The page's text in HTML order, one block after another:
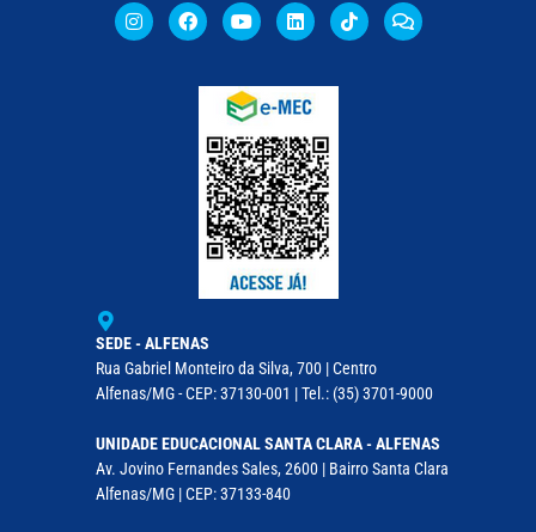
SEDE - ALFENAS
Rua Gabriel Monteiro da Silva, 700 | Centro
Alfenas/MG - CEP: 37130-001 | Tel.: (35) 3701-9000
UNIDADE EDUCACIONAL SANTA CLARA - ALFENAS
Av. Jovino Fernandes Sales, 2600 | Bairro Santa Clara
Alfenas/MG | CEP: 37133-840